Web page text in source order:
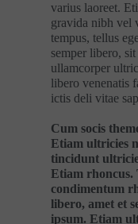
varius laoreet.
gravida nibh vel
tempus, tellus
semper libero,
ullamcorper
libero venenatis
ictis deli vitae
Cum socis
Etiam ultricies
tincidunt
Etiam rhoncus.
condimentum
libero, amet et
ipsum. Etiam